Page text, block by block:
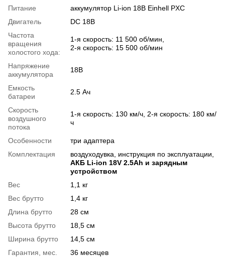
Питание
аккумулятор Li-ion 18В Einhell PXC
Двигатель
DC 18В
Частота
вращения
холостого хода:
1-я скорость: 11 500 об/мин,
2-я скорость: 15 500 об/мин
Напряжение
аккумулятора
18В
Емкость
батареи
2.5 Ач
Скорость
воздушного
потока
1-я скорость: 130 км/ч, 2-я скорость: 180 км/
ч
Особенности
три адаптера
Комплектация
воздуходувка, инструкция по эксплуатации,
АКБ Li-ion 18V 2.5Ah и зарядным
устройством
Вес
1,1 кг
Вес брутто
1,4 кг
Длина брутто
28 см
Высота брутто
18,5 см
Ширина брутто
14,5 см
Гарантия, мес.
36 месяцев